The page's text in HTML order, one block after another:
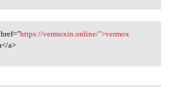
vermoxin
https://vermoxin.online/">vermox
a>